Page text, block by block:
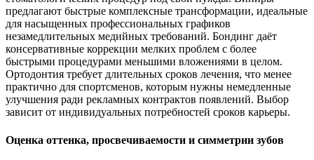
предлагают быстрые комплексные трансформации, идеальные
для насыщенных профессиональных графиков
незамедлительных медийных требований. Бондинг даёт
консервативные коррекции мелких проблем с более
быстрыми процедурами меньшими вложениями в целом.
Ортодонтия требует длительных сроков лечения, что менее
практично для спортсменов, которым нужны немедленные
улучшения ради рекламных контрактов появлений. Выбор
зависит от индивидуальных потребностей сроков карьеры.
Оценка оттенка, просвечиваемости и симметрии зубов